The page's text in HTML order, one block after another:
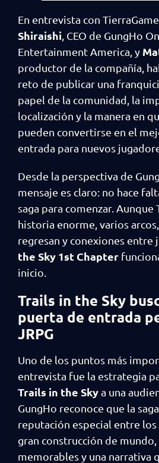
En entrevista con
Shiraishi , CEO de GungHo
Entertainment America, y
productor de la compañía,
reto de publicar una
papel de la comunidad, la
localización y la manera en
pueden convertirse en el
entrada para nuevos
Desde la perspectiva de
mensaje es claro: no hace
saga para comenzar. Aunque
historia enorme, varios
regresan y conexiones entre
the Sky 1st Chapter
inicio.
Trails in the Sky
puerta de entrada
JRPG
Uno de los puntos más
entrevista fue la estrategia
Trails in the Skya una
GungHo reconoce que la
reputación especial entre
gran construcción de
memorables y una narrativa